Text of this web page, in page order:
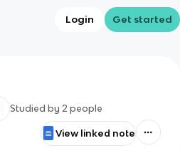
Login Get started
Studied by 2 people
View linked note